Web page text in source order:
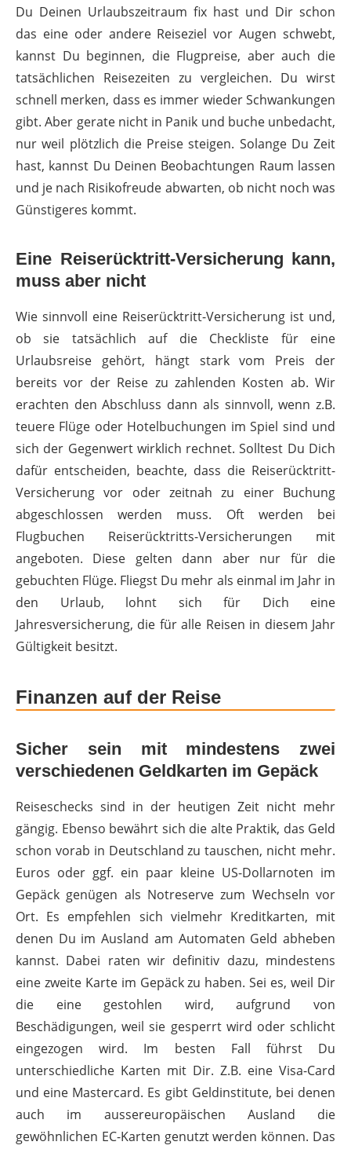
Du Deinen Urlaubszeitraum fix hast und Dir schon
das eine oder andere Reiseziel vor Augen schwebt,
kannst Du beginnen, die Flugpreise, aber auch die
tatsächlichen Reisezeiten zu vergleichen. Du wirst
schnell merken, dass es immer wieder Schwankungen
gibt. Aber gerate nicht in Panik und buche unbedacht,
nur weil plötzlich die Preise steigen. Solange Du Zeit
hast, kannst Du Deinen Beobachtungen Raum lassen
und je nach Risikofreude abwarten, ob nicht noch was
Günstigeres kommt.
Eine Reiserücktritt-Versicherung kann,
muss aber nicht
Wie sinnvoll eine Reiserücktritt-Versicherung ist und,
ob sie tatsächlich auf die Checkliste für eine
Urlaubsreise gehört, hängt stark vom Preis der
bereits vor der Reise zu zahlenden Kosten ab. Wir
erachten den Abschluss dann als sinnvoll, wenn z.B.
teuere Flüge oder Hotelbuchungen im Spiel sind und
sich der Gegenwert wirklich rechnet. Solltest Du Dich
dafür entscheiden, beachte, dass die Reiserücktritt-
Versicherung vor oder zeitnah zu einer Buchung
abgeschlossen werden muss. Oft werden bei
Flugbuchen Reiserücktritts-Versicherungen mit
angeboten. Diese gelten dann aber nur für die
gebuchten Flüge. Fliegst Du mehr als einmal im Jahr in
den Urlaub, lohnt sich für Dich eine
Jahresversicherung, die für alle Reisen in diesem Jahr
Gültigkeit besitzt.
Finanzen auf der Reise
Sicher sein mit mindestens zwei
verschiedenen Geldkarten im Gepäck
Reiseschecks sind in der heutigen Zeit nicht mehr
gängig. Ebenso bewährt sich die alte Praktik, das Geld
schon vorab in Deutschland zu tauschen, nicht mehr.
Euros oder ggf. ein paar kleine US-Dollarnoten im
Gepäck genügen als Notreserve zum Wechseln vor
Ort. Es empfehlen sich vielmehr Kreditkarten, mit
denen Du im Ausland am Automaten Geld abheben
kannst. Dabei raten wir definitiv dazu, mindestens
eine zweite Karte im Gepäck zu haben. Sei es, weil Dir
die eine gestohlen wird, aufgrund von
Beschädigungen, weil sie gesperrt wird oder schlicht
eingezogen wird. Im besten Fall führst Du
unterschiedliche Karten mit Dir. Z.B. eine Visa-Card
und eine Mastercard. Es gibt Geldinstitute, bei denen
auch im aussereuropäischen Ausland die
gewöhnlichen EC-Karten genutzt werden können. Das